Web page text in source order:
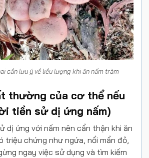
cần lưu ý về liều lượng khi ăn nấm tràm
thường của cơ thể nếu
tiền sử dị ứng nấm)
dị ứng với nấm nên cẩn thận khi ăn
triệu chứng như ngứa, nổi mẩn đỏ,
ngay việc sử dụng và tìm kiếm